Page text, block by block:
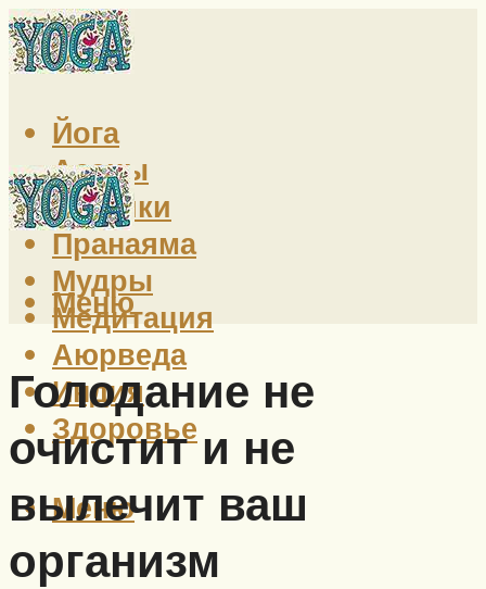
Йога
Асаны
Техники
Пранаяма
Мудры
Медитация
Аюрведа
Индия
Здоровье
Меню
Меню
Голодание не
очистит и не
вылечит ваш
организм